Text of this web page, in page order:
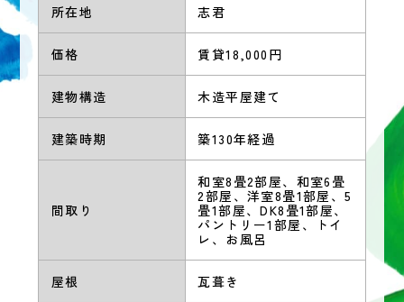
所在地 志君
価格 賃貸18,000円
建物構造 木造平屋建て
建築時期 築130年経過
間取り
和室8畳2部屋、和室6畳
2部屋、洋室8畳1部屋、5
畳1部屋、DK8畳1部屋、
パントリー1部屋、トイ
レ、お風呂
屋根 瓦葺き